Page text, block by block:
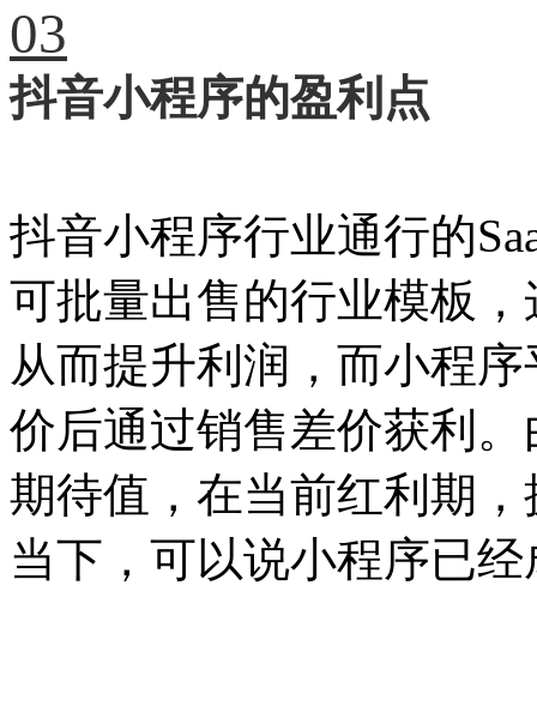
03
抖音小程序的盈利点
抖音小程序行业通行的
可批量出售的行业模板
从而提升利润，而小程
价后通过销售差价获利
期待值，在当前红利期
当下，可以说小程序已